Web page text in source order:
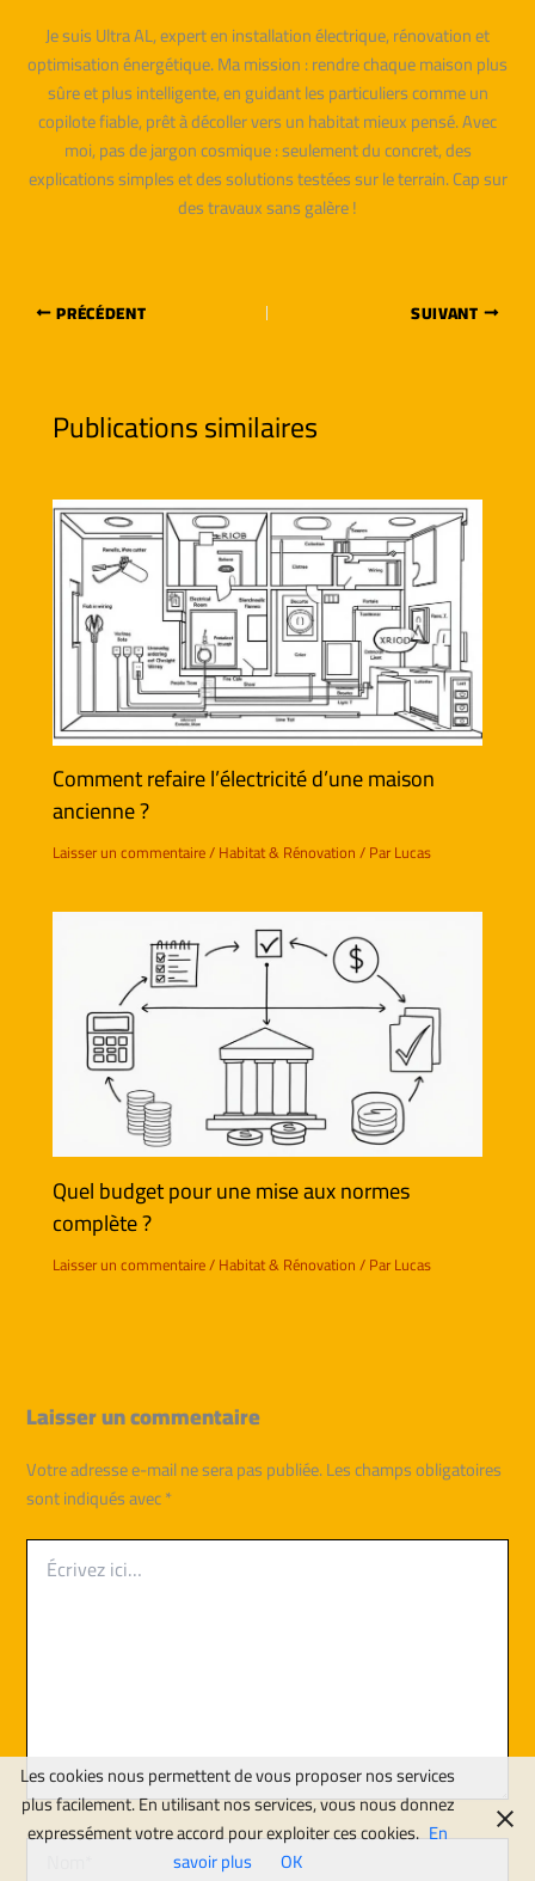
Je suis Ultra AL, expert en installation électrique, rénovation et
optimisation énergétique. Ma mission : rendre chaque maison plus
sûre et plus intelligente, en guidant les particuliers comme un
copilote fiable, prêt à décoller vers un habitat mieux pensé. Avec
moi, pas de jargon cosmique : seulement du concret, des
explications simples et des solutions testées sur le terrain. Cap sur
des travaux sans galère !
PRÉCÉDENT SUIVANT
Publications similaires
Comment refaire l’électricité d’une maison
ancienne ?
Laisser un commentaire/Habitat & Rénovation/ ParLucas
Quel budget pour une mise aux normes
complète ?
Laisser un commentaire/Habitat & Rénovation/ ParLucas
Laisser un commentaire
Votre adresse e-mail ne sera pas publiée.Les champs obligatoires
sont indiqués avec*
Écrivez
ici…
Nom*
Les cookies nous permettent de vous proposer nos services
plus facilement. En utilisant nos services, vous nous donnez
expressément votre accord pour exploiter ces cookies. En
savoir plus
OK